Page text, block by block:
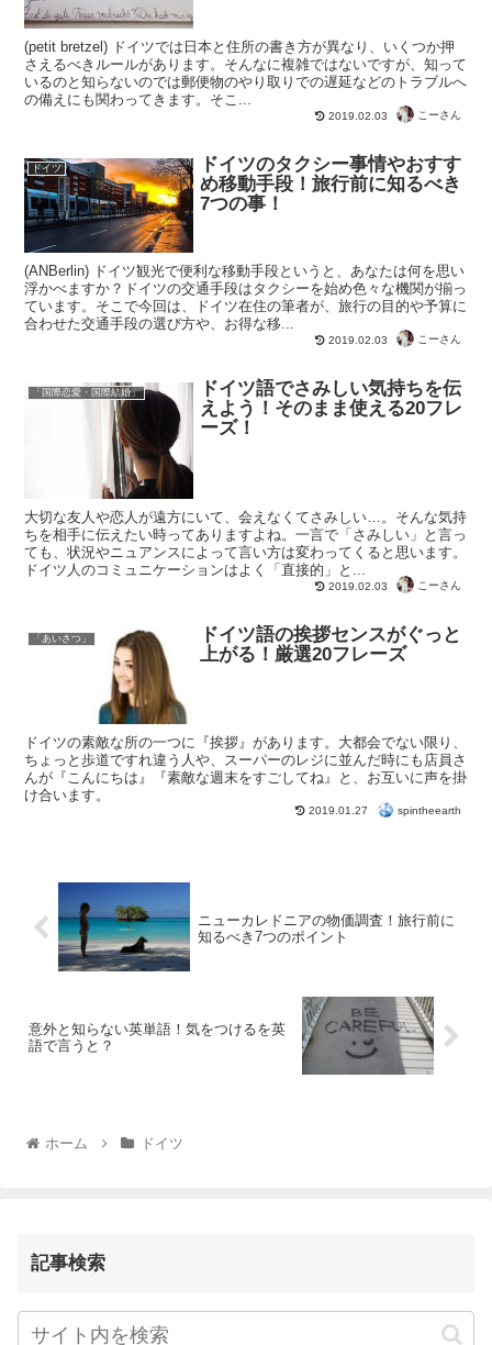
(petit bretzel) ドイツでは日本と住所の書き方が異なり、いくつか押
さえるべきルールがあります。そんなに複雑ではないですが、知って
いるのと知らないのでは郵便物のやり取りでの遅延などのトラブルへ
の備えにも関わってきます。そこ...
2019.02.03 こーさん
ドイツ
ドイツのタクシー事情やおすす
め移動手段！旅行前に知るべき
7つの事！
(ANBerlin) ドイツ観光で便利な移動手段というと、あなたは何を思い
浮かべますか？ドイツの交通手段はタクシーを始め色々な機関が揃っ
ています。そこで今回は、ドイツ在住の筆者が、旅行の目的や予算に
合わせた交通手段の選び方や、お得な移...
2019.02.03 こーさん
「国際恋愛・国際結婚」
ドイツ語でさみしい気持ちを伝
えよう！そのまま使える20フレ
ーズ！
大切な友人や恋人が遠方にいて、会えなくてさみしい…。そんな気持
ちを相手に伝えたい時ってありますよね。一言で「さみしい」と言っ
ても、状況やニュアンスによって言い方は変わってくると思います。
ドイツ人のコミュニケーションはよく「直接的」と...
2019.02.03 こーさん
「あいさつ」
ドイツ語の挨拶センスがぐっと
上がる！厳選20フレーズ
ドイツの素敵な所の一つに『挨拶』があります。大都会でない限り、
ちょっと歩道ですれ違う人や、スーパーのレジに並んだ時にも店員さ
んが『こんにちは』『素敵な週末をすごしてね』と、お互いに声を掛
け合います。
2019.01.27 spintheearth
ニューカレドニアの物価調査！旅行前に
知るべき7つのポイント
意外と知らない英単語！気をつけるを英
語で言うと？
ホーム ドイツ
記事検索